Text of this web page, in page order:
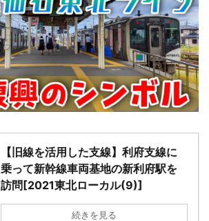
【旧線を活用した支線】利府支線に
乗って新幹線車両基地の新利府駅を
訪問[2021東北ローカル(9)]
続きを見る